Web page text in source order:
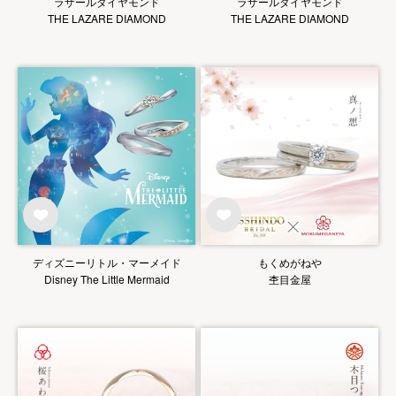
THE LAZARE DIAMOND
THE LAZARE DIAMOND
ディズニーリトル・マーメイド
Disney The Little Mermaid
もくめがねや
杢目金屋